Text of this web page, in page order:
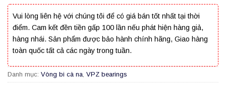
Vui lòng liên hệ với chúng tôi để có giá bán tốt nhất tại thời
điểm. Cam kết đền tiền gấp 100 lần nếu phát hiện hàng giả,
hàng nhái. Sản phẩm được bảo hành chính hãng, Giao hàng
toàn quốc tất cả các ngày trong tuần.
Danh mục: Vòng bi cà na, VPZ bearings